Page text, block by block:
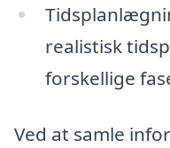
realistisk
forskellige
Ved at samle